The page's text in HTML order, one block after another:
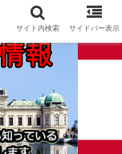
サイト内検索 サイドバー表示